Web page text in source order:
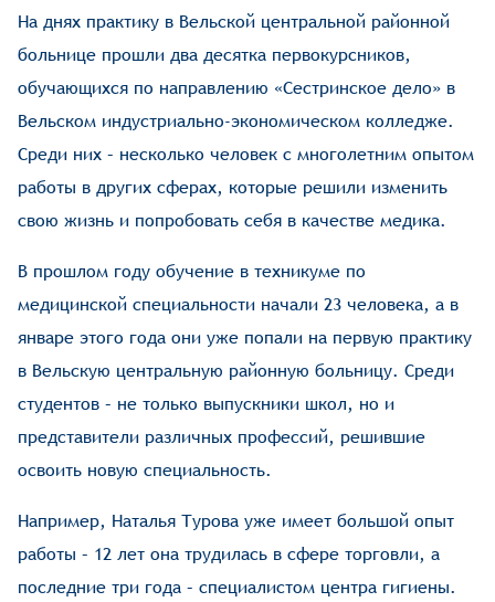
На днях практику в Вельской центральной районной
больнице прошли два десятка первокурсников,
обучающихся по направлению «Сестринское дело» в
Вельском индустриально-экономическом колледже.
Среди них – несколько человек с многолетним опытом
работы в других сферах, которые решили изменить
свою жизнь и попробовать себя в качестве медика.
В прошлом году обучение в техникуме по
медицинской специальности начали 23 человека, а в
январе этого года они уже попали на первую практику
в Вельскую центральную районную больницу. Среди
студентов – не только выпускники школ, но и
представители различных профессий, решившие
освоить новую специальность.
Например, Наталья Турова уже имеет большой опыт
работы – 12 лет она трудилась в сфере торговли, а
последние три года – специалистом центра гигиены.